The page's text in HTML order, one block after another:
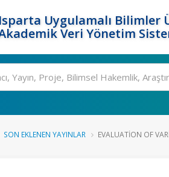
Isparta Uygulamalı Bilimler
Veri Yönetim
SON EKLENEN YAYINLAR EVALUATION OF